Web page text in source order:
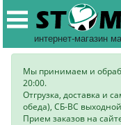
интернет-магазин
Мы принимаем и
20:00.
Отгрузка, доставка и
обеда), СБ-ВС
Прием заказов на